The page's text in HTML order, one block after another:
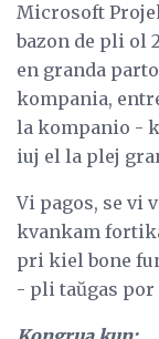
Microsoft
bazon de pli ol
en granda
kompania,
la kompanio -
iuj el la plej
Vi pagos, se vi
kvankam
pri kiel bone
- pli taŭgas